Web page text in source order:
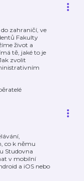
do zahraničí, ve
Fakulty
život a
tě, jaké to je
zvolit
co k němu
Studovna
v mobilní
a iOS nebo